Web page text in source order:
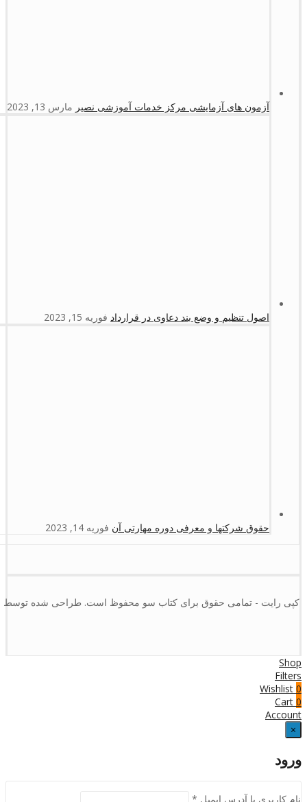
آزمون های آزمایشی مرکز خدمات آموزشی نصیر مارس 13, 2023
اصول تنظیم و وضع بند دعاوی در قرارداد فوریه 15, 2023
حقوق شرکتها و معرفی دوره مهارتی آن فوریه 14, 2023
کپی رایت - تمامی حقوق برای کتاب سو محفوظ است. طراحی شده
Shop
Filters
0
Wishlist
0
Cart
Account
×
ورود
نام کاربری یا آدرس ایمیل *